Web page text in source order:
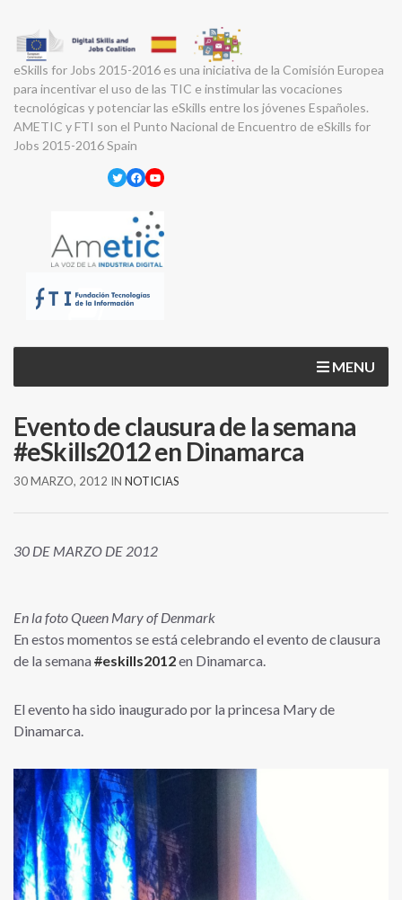
eSkills for Jobs 2015-2016 es una iniciativa de la Comisión Europea
para incentivar el uso de las TIC e instimular las vocaciones
tecnológicas y potenciar las eSkills entre los jóvenes Españoles.
AMETIC y FTI son el Punto Nacional de Encuentro de eSkills for
Jobs 2015-2016 Spain
Twitter
Facebook
YouTube
MENU
Evento de clausura de la semana
#eSkills2012 en Dinamarca
30 MARZO, 2012 IN NOTICIAS
30 DE MARZO DE 2012
En la foto Queen Mary of Denmark
En estos momentos se está celebrando el evento de clausura
de la semana #eskills2012en Dinamarca.
El evento ha sido inaugurado por la princesa Mary de
Dinamarca.